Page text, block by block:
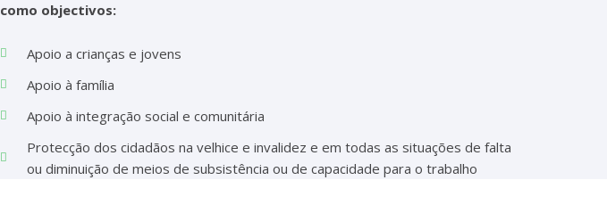
como objectivos:
Apoio a crianças e jovens
Apoio à família
Apoio à integração social e comunitária
Protecção dos cidadãos na velhice e invalidez e em todas as situações de falta
ou diminuição de meios de subsistência ou de capacidade para o trabalho